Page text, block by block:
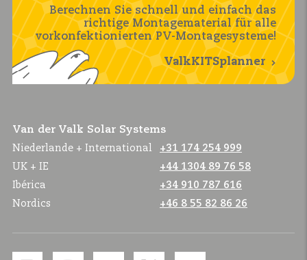
Berechnen Sie schnell und einfach das
richtige Montagematerial für alle
vorkonfektionierten PV-Montagesysteme!
ValkKITSplanner
Van der Valk Solar Systems
Niederlande + International
+31 174 254 999
UK + IE
+44 1304 89 76 58
Ibérica
+34 910 787 616
Nordics
+46 8 55 82 86 26